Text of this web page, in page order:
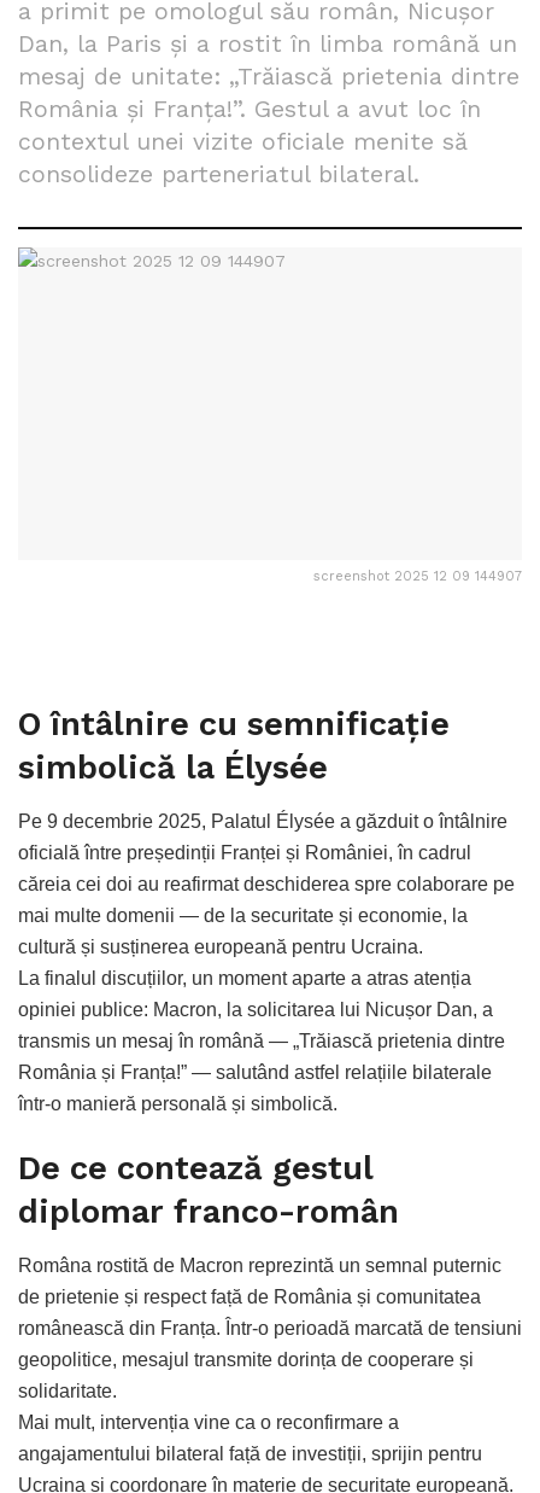
a primit pe omologul său român, Nicușor
Dan, la Paris și a rostit în limba română un
mesaj de unitate: „Trăiască prietenia dintre
România și Franța!”. Gestul a avut loc în
contextul unei vizite oficiale menite să
consolideze parteneriatul bilateral.
screenshot 2025 12 09 144907
O întâlnire cu semnificație
simbolică la Élysée
Pe 9 decembrie 2025, Palatul Élysée a găzduit o întâlnire
oficială între președinții Franței și României, în cadrul
căreia cei doi au reafirmat deschiderea spre colaborare pe
mai multe domenii — de la securitate și economie, la
cultură și susținerea europeană pentru Ucraina.
La finalul discuțiilor, un moment aparte a atras atenția
opiniei publice: Macron, la solicitarea lui Nicușor Dan, a
transmis un mesaj în română — „Trăiască prietenia dintre
România și Franța!” — salutând astfel relațiile bilaterale
într‑o manieră personală și simbolică.
De ce contează gestul
diplomar franco-român
Româna rostită de Macron reprezintă un semnal puternic
de prietenie și respect față de România și comunitatea
românească din Franța. Într‑o perioadă marcată de tensiuni
geopolitice, mesajul transmite dorința de cooperare și
solidaritate.
Mai mult, intervenția vine ca o reconfirmare a
angajamentului bilateral față de investiții, sprijin pentru
Ucraina și coordonare în materie de securitate europeană.